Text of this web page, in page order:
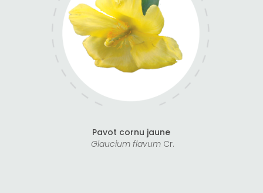
Pavot cornu jaune
Glaucium flavum Cr.